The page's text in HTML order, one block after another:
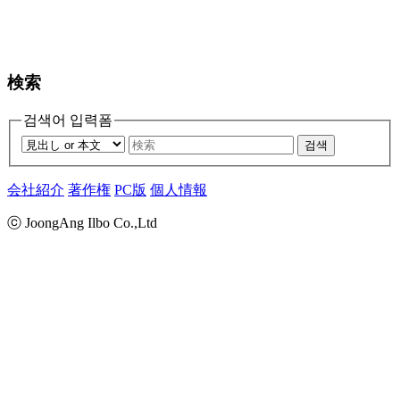
検索
검색어 입력폼
검색
会社紹介 著作権 PC版 個人情報
ⓒ JoongAng Ilbo Co.,Ltd